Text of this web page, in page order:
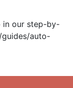
in our step-by-
auto-